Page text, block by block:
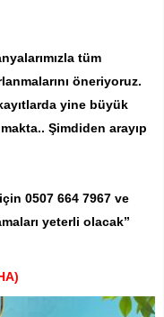
tüm
öneriyoruz.
yine büyük
Şimdiden arayıp
0507 664 7967 ve
yeterli olacak”